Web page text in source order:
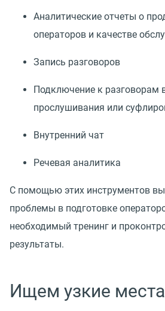
Аналитические отчеты о
операторов и качестве
Запись разговоров
Подключение к разговорам
прослушивания или
Внутренний чат
Речевая аналитика
С помощью этих инструментов
проблемы в подготовке
необходимый тренинг и
результаты.
Ищем узкие места